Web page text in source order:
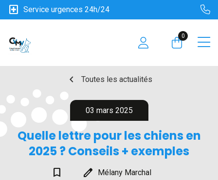
local_hospital Service urgences 24h/24
0
chevron_left Toutes les actualités
03 mars 2025
Quelle lettre pour les chiens en
2025 ? Conseils + exemples
bookmark_border edit Mélany Marchal